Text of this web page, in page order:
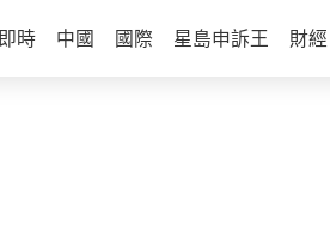
即時 中國 國際 星島申訴王 財經